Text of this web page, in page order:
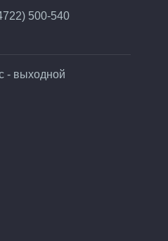
500-540
- выходной